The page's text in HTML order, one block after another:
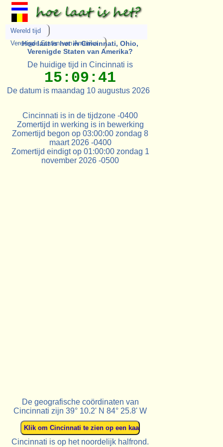
Wereld tijd
Verenigde Staten van Amerika
Hoe laat is het in Cincinnati, Ohio,
Verenigde Staten van Amerika?
De huidige tijd in Cincinnati is
15:09:41
De datum is maandag 10 augustus 2026
Cincinnati is in de tijdzone -0400
Zomertijd in werking is in bewerking
Zomertijd begon op 03:00:00 zondag 8
maart 2026 -0400
Zomertijd eindigt op 01:00:00 zondag 1
november 2026 -0500
De geografische coördinaten van
Cincinnati zijn 39° 10.2' N 84° 25.8' W
Cincinnati is op het noordelijk halfrond.